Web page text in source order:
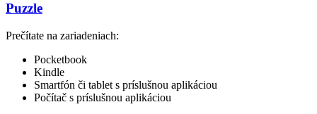
Puzzle
Prečítate na zariadeniach:
Pocketbook
Kindle
Smartfón či tablet s príslušnou aplikáciou
Počítač s príslušnou aplikáciou